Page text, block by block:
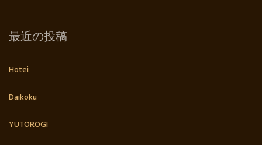
最近の投稿
Hotei
Daikoku
YUTOROGI